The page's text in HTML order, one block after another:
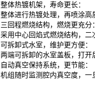
整体热镀机架，寿命更长：
整体进行热镀处理，再喷涂
三回程燃烧结构，燃烧更充分
采用中心回焰式燃烧结构，二
可拆卸式水室，维护更方便：
两端可拆卸的水室盖板，打
自动真空保持系统，更节能：
机组随时监测腔内真空度，